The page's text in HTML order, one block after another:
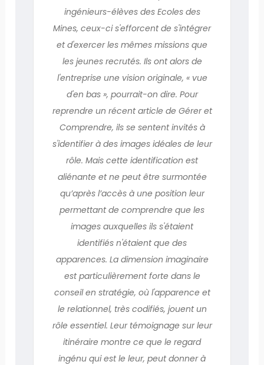
ingénieurs-élèves des Ecoles des
Mines, ceux-ci s'efforcent de s'intégrer
et d'exercer les mêmes missions que
les jeunes recrutés. Ils ont alors de
l'entreprise une vision originale, « vue
d'en bas », pourrait-on dire. Pour
reprendre un récent article de Gérer et
Comprendre, ils se sentent invités à
s'identifier à des images idéales de leur
rôle. Mais cette identification est
aliénante et ne peut être surmontée
qu’après l’accès à une position leur
permettant de comprendre que les
images auxquelles ils s'étaient
identifiés n'étaient que des
apparences. La dimension imaginaire
est particulièrement forte dans le
conseil en stratégie, où l'apparence et
le relationnel, très codifiés, jouent un
rôle essentiel. Leur témoignage sur leur
itinéraire montre ce que le regard
ingénu qui est le leur, peut donner à